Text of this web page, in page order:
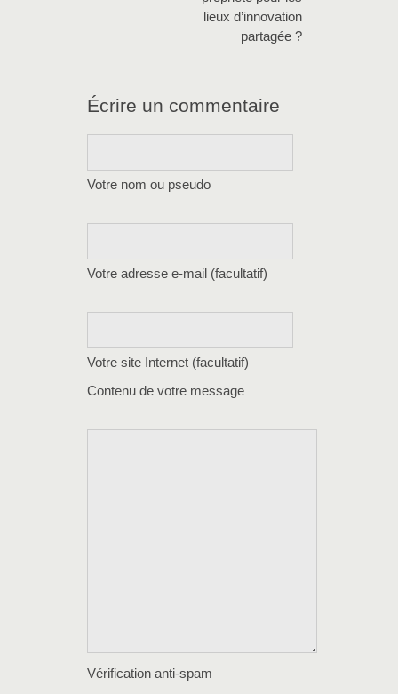
lieux d’innovation
partagée ?
Écrire un commentaire
Votre nom ou pseudo
Votre adresse e-mail (facultatif)
Votre site Internet (facultatif)
Contenu de votre message
Vérification anti-spam